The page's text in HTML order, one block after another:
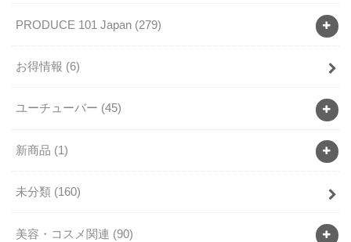
PRODUCE 101 Japan (279)
お得情報 (6)
ユーチューバー (45)
新商品 (1)
未分類 (160)
美容・コスメ関連 (90)